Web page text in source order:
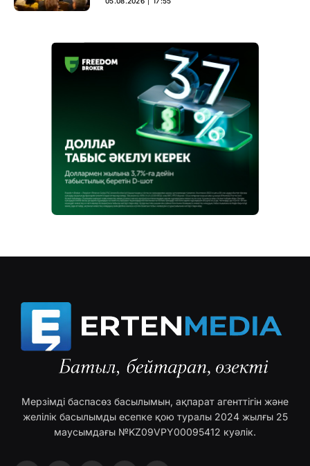
Мерзімді баспасөз басылымын, ақпарат агенттігін және
желілік басылымды есепке қою туралы 2024 жылғы 25
маусымдағы №KZ09VPY00095412 куәлік.